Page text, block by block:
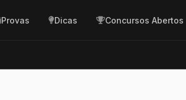
Provas Dicas Concursos Abertos